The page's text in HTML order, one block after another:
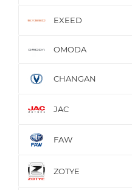
EXEED
OMODA
CHANGAN
JAC
FAW
ZOTYE